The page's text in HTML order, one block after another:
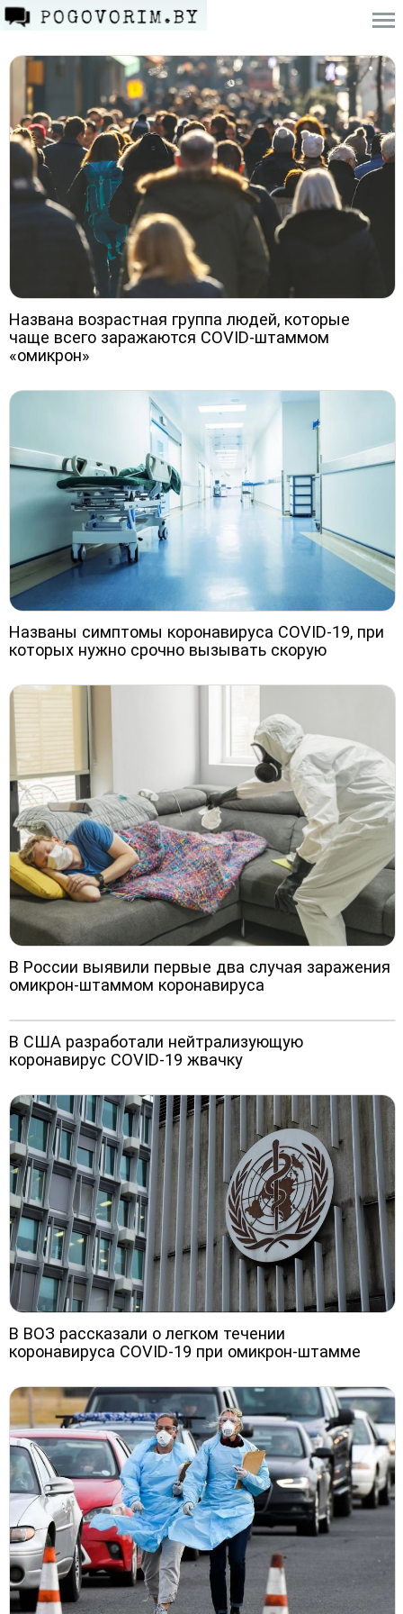
Названа возрастная группа людей, которые
чаще всего заражаются COVID-штаммом
«омикрон»
Названы симптомы коронавируса COVID-19, при
которых нужно срочно вызывать скорую
В России выявили первые два случая заражения
омикрон-штаммом коронавируса
В США разработали нейтрализующую
коронавирус COVID-19 жвачку
В ВОЗ рассказали о легком течении
коронавируса COVID-19 при омикрон-штамме